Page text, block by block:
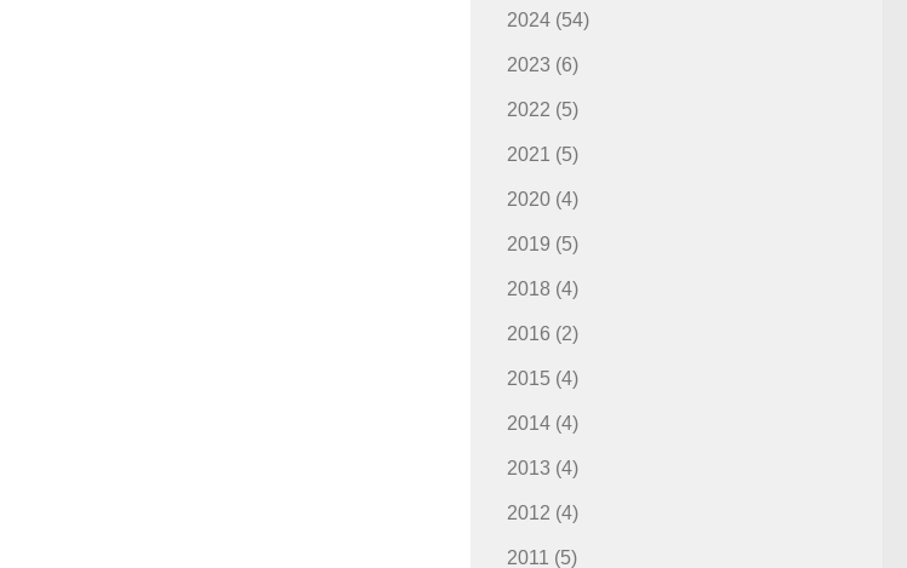
2024 (54)
2023 (6)
2022 (5)
2021 (5)
2020 (4)
2019 (5)
2018 (4)
2016 (2)
2015 (4)
2014 (4)
2013 (4)
2012 (4)
2011 (5)